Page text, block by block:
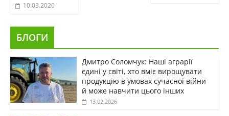
10.03.2020
БЛОГИ
Дмитро Соломчук: Наші аграрії
єдині у світі, хто вміє вирощувати
продукцію в умовах сучасної війни
й може навчити цього інших
13.02.2026